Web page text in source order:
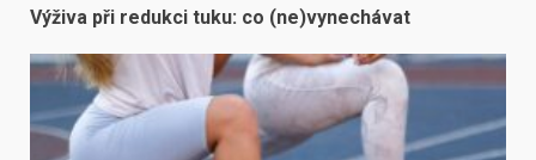
Výživa při redukci tuku: co (ne)vynechávat